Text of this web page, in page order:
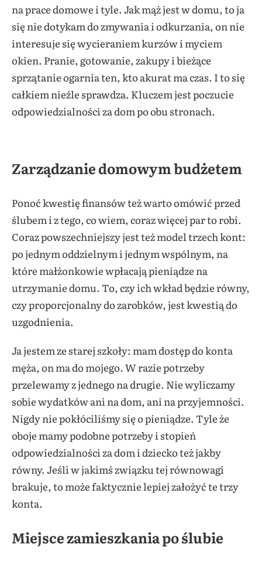
na prace domowe i tyle. Jak mąż jest w domu, to ja
się nie dotykam do zmywania i odkurzania, on nie
interesuje się wycieraniem kurzów i myciem
okien. Pranie, gotowanie, zakupy i bieżące
sprzątanie ogarnia ten, kto akurat ma czas. I to się
całkiem nieźle sprawdza. Kluczem jest poczucie
odpowiedzialności za dom po obu stronach.
Zarządzanie domowym budżetem
Ponoć kwestię finansów też warto omówić przed
ślubem i z tego, co wiem, coraz więcej par to robi.
Coraz powszechniejszy jest też model trzech kont:
po jednym oddzielnym i jednym wspólnym, na
które małżonkowie wpłacają pieniądze na
utrzymanie domu. To, czy ich wkład będzie równy,
czy proporcjonalny do zarobków, jest kwestią do
uzgodnienia.
Ja jestem ze starej szkoły: mam dostęp do konta
męża, on ma do mojego. W razie potrzeby
przelewamy z jednego na drugie. Nie wyliczamy
sobie wydatków ani na dom, ani na przyjemności.
Nigdy nie pokłóciliśmy się o pieniądze. Tyle że
oboje mamy podobne potrzeby i stopień
odpowiedzialności za dom i dziecko też jakby
równy. Jeśli w jakimś związku tej równowagi
brakuje, to może faktycznie lepiej założyć te trzy
konta.
Miejsce zamieszkania po ślubie